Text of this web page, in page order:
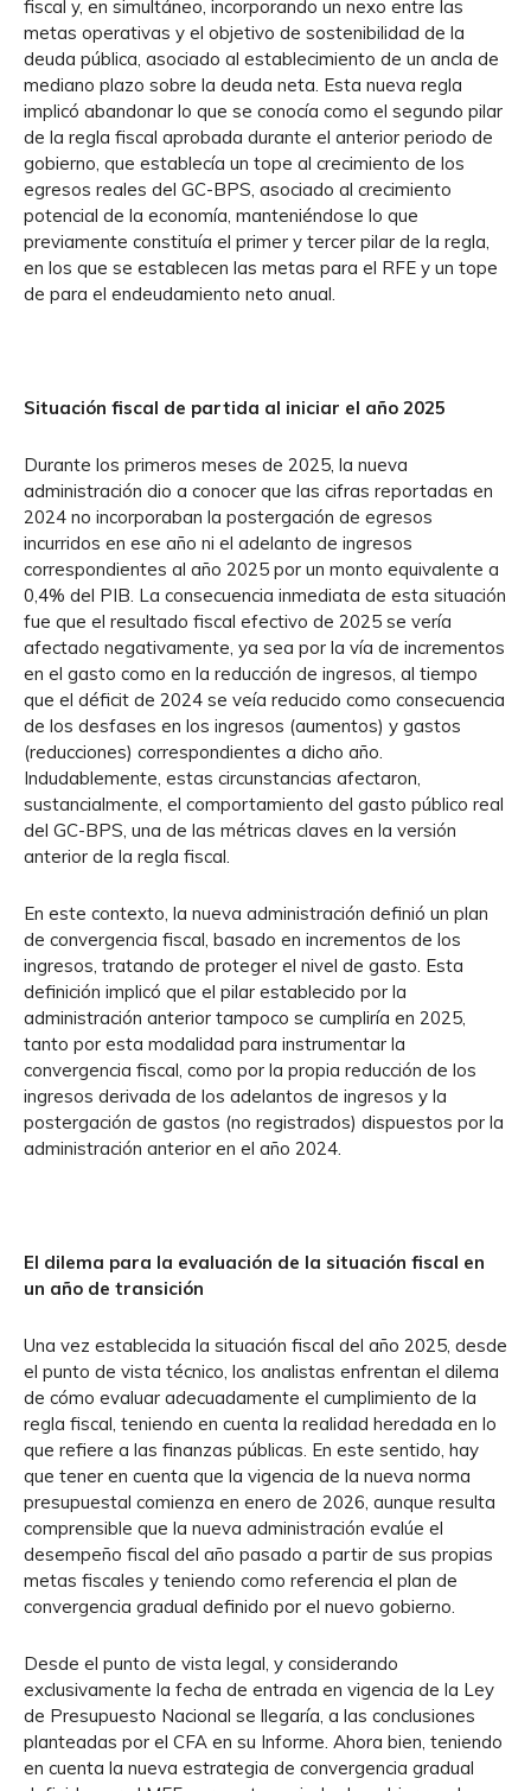
fiscal y, en simultáneo, incorporando un nexo entre las
metas operativas y el objetivo de sostenibilidad de la
deuda pública, asociado al establecimiento de un ancla de
mediano plazo sobre la deuda neta. Esta nueva regla
implicó abandonar lo que se conocía como el segundo pilar
de la regla fiscal aprobada durante el anterior periodo de
gobierno, que establecía un tope al crecimiento de los
egresos reales del GC-BPS, asociado al crecimiento
potencial de la economía, manteniéndose lo que
previamente constituía el primer y tercer pilar de la regla,
en los que se establecen las metas para el RFE y un tope
de para el endeudamiento neto anual.
Situación fiscal de partida al iniciar el año 2025
Durante los primeros meses de 2025, la nueva
administración dio a conocer que las cifras reportadas en
2024 no incorporaban la postergación de egresos
incurridos en ese año ni el adelanto de ingresos
correspondientes al año 2025 por un monto equivalente a
0,4% del PIB. La consecuencia inmediata de esta situación
fue que el resultado fiscal efectivo de 2025 se vería
afectado negativamente, ya sea por la vía de incrementos
en el gasto como en la reducción de ingresos, al tiempo
que el déficit de 2024 se veía reducido como consecuencia
de los desfases en los ingresos (aumentos) y gastos
(reducciones) correspondientes a dicho año.
Indudablemente, estas circunstancias afectaron,
sustancialmente, el comportamiento del gasto público real
del GC-BPS, una de las métricas claves en la versión
anterior de la regla fiscal.
En este contexto, la nueva administración definió un plan
de convergencia fiscal, basado en incrementos de los
ingresos, tratando de proteger el nivel de gasto. Esta
definición implicó que el pilar establecido por la
administración anterior tampoco se cumpliría en 2025,
tanto por esta modalidad para instrumentar la
convergencia fiscal, como por la propia reducción de los
ingresos derivada de los adelantos de ingresos y la
postergación de gastos (no registrados) dispuestos por la
administración anterior en el año 2024.
El dilema para la evaluación de la situación fiscal en
un año de transición
Una vez establecida la situación fiscal del año 2025, desde
el punto de vista técnico, los analistas enfrentan el dilema
de cómo evaluar adecuadamente el cumplimiento de la
regla fiscal, teniendo en cuenta la realidad heredada en lo
que refiere a las finanzas públicas. En este sentido, hay
que tener en cuenta que la vigencia de la nueva norma
presupuestal comienza en enero de 2026, aunque resulta
comprensible que la nueva administración evalúe el
desempeño fiscal del año pasado a partir de sus propias
metas fiscales y teniendo como referencia el plan de
convergencia gradual definido por el nuevo gobierno.
Desde el punto de vista legal, y considerando
exclusivamente la fecha de entrada en vigencia de la Ley
de Presupuesto Nacional se llegaría, a las conclusiones
planteadas por el CFA en su Informe. Ahora bien, teniendo
en cuenta la nueva estrategia de convergencia gradual